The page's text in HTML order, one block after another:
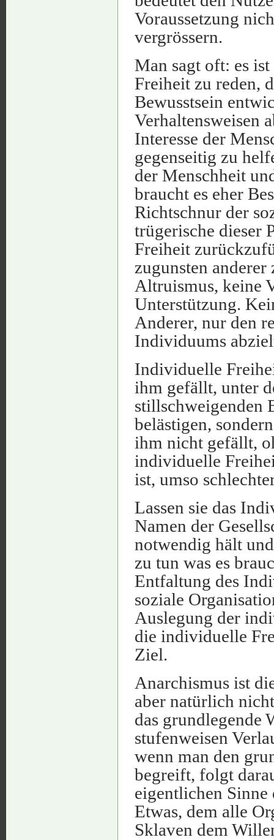
Voraussetzung
vergrössern.
Man sagt oft: es
Freiheit zu reden,
Bewusstsein
Verhaltensweisen
Interesse der
gegenseitig zu
der Menschheit
braucht es eher
Richtschnur der
trügerische dieser
Freiheit
zugunsten
Altruismus, keine
Unterstützung.
Anderer, nur den
Individuums
Individuelle
ihm gefällt, unter
stillschweigenden
belästigen,
ihm nicht gefällt,
individuelle
ist, umso
Lassen sie das
Namen der
notwendig hält
zu tun was es
Entfaltung des
soziale
Auslegung der
die individuelle
Ziel.
Anarchismus ist
aber natürlich
das grundlegende
stufenweisen
wenn man den
begreift, folgt
eigentlichen Sinne
Etwas, dem alle
Sklaven dem